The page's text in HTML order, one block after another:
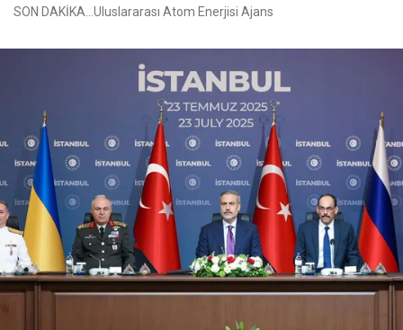
SON DAKİKA...Uluslararası Atom Enerjisi Ajans